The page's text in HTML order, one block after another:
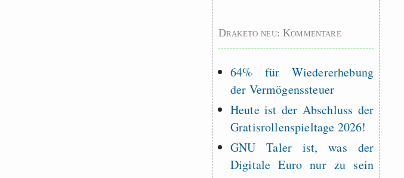
Draketo neu: Kommentare
64% für Wiedererhebung
der Vermögenssteuer
Heute ist der Abschluss der
Gratisrollenspieltage 2026!
GNU Taler ist, was der
Digitale Euro nur zu sein